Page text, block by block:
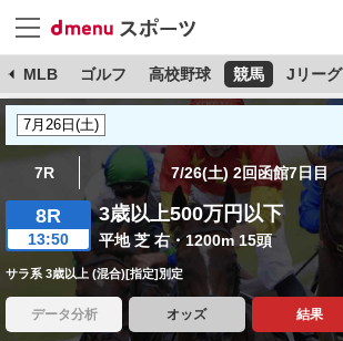
MLB ゴルフ 高校野球 競馬 Jリーグ
7R 7/26(土) 2回函館7日目
8R
13:50
3歳以上500万円以下
平地 芝 右・1200m 15頭
サラ系 3歳以上 (混合)[指定]別定
データ分析 オッズ 結果